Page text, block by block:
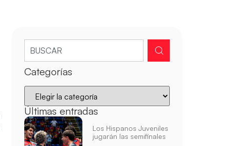
Categorías
Últimas entradas
Los Hispanos Juveniles
jugarán las semifinales